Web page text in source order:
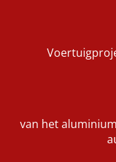
van het